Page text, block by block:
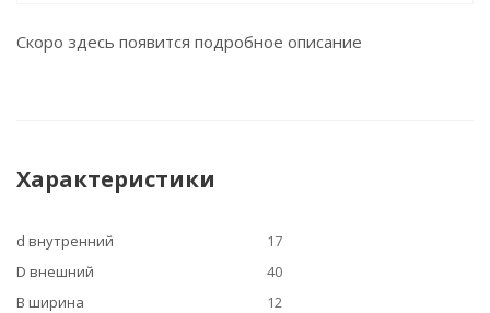
Скоро здесь появится подробное описание
Характеристики
d внутренний
17
D внешний
40
B ширина
12